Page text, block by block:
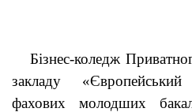
Бізнес-коледж
закладу
фахових молодших